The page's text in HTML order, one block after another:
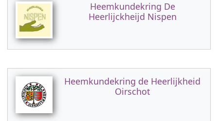
Heemkundekring De
Heerlijckheijd Nispen
Heemkundekring de Heerlijkheid
Oirschot